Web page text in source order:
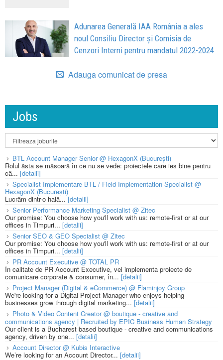
Adunarea Generală IAA România a ales
noul Consiliu Director și Comisia de
Cenzori Interni pentru mandatul 2022-2024
Adauga comunicat de presa
Jobs
BTL Account Manager Senior @ HexagonX (București)
Rolul ăsta se măsoară în ce nu se vede: proiectele care ies bine pentru
că... [detalii]
Specialist Implementare BTL / Field Implementation Specialist @
HexagonX (București)
Lucrăm dintr-o hală...[detalii]
Senior Performance Marketing Specialist @ Zitec
Our promise: You choose how you'll work with us: remote-first or at our
offices in Timpuri... [detalii]
Senior SEO & GEO Specialist @ Zitec
Our promise: You choose how you'll work with us: remote-first or at our
offices in Timpuri... [detalii]
PR Account Executive @ TOTAL PR
În calitate de PR Account Executive, vei implementa proiecte de
comunicare corporate & consumer, în... [detalii]
Project Manager (Digital & eCommerce) @ Flaminjoy Group
We're looking for a Digital Project Manager who enjoys helping
businesses grow through digital marketing... [detalii]
Photo & Video Content Creator @ boutique - creative and
communications agency | Recruited by EPIC Business Human Strategy
Our client is a Bucharest based boutique - creative and communications
agency, driven by one... [detalii]
Account Director @ Kubis Interactive
We’re looking for an Account Director... [detalii]